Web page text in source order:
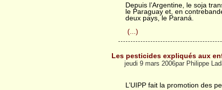
Depuis l’Argentine, le soja
le Paraguay et, en
deux pays, le Paraná.
(...)
Les pesticides expliqués aux
jeudi 9 mars 2006par Philippe
L’UIPP fait la promotion des